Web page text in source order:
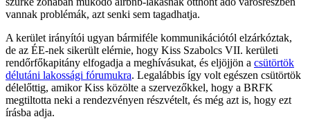
vannak problémák, azt senki sem tagadhatja.
A kerület irányítói ugyan bármiféle kommunikációtól elzárkóztak,
de az ÉE-nek sikerült elérnie, hogy Kiss Szabolcs VII. kerületi
rendőrfőkapitány elfogadja a meghívásukat, és eljöjjön a csütörtök
délutáni lakossági fórumukra. Legalábbis így volt egészen csütörtök
délelőttig, amikor Kiss közölte a szervezőkkel, hogy a BRFK
megtiltotta neki a rendezvényen részvételt, és még azt is, hogy ezt
írásba adja.